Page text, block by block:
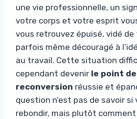
une vie professionnelle, un
votre corps et votre esprit
vous retrouvez épuisé, vidé
parfois même découragé à
au travail. Cette situation
cependant devenir le point
reconversion réussie et
question n’est pas de savoir si
rebondir, mais plutôt